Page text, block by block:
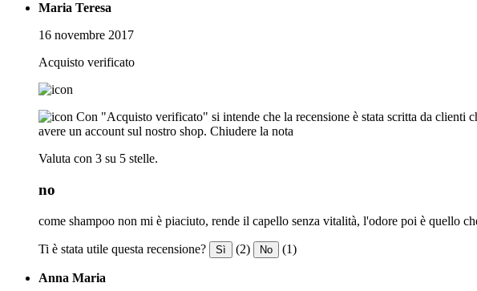
Maria Teresa
16 novembre 2017
Acquisto verificato
Con "Acquisto verificato" si intende che la recensione è stata scritta da clienti
avere un account sul nostro shop. Chiudere la nota
Valuta con 3 su 5 stelle.
no
come shampoo non mi è piaciuto, rende il capello senza vitalità, l'odore poi è quello
Ti è stata utile questa recensione? Sì (2) No (1)
Anna Maria